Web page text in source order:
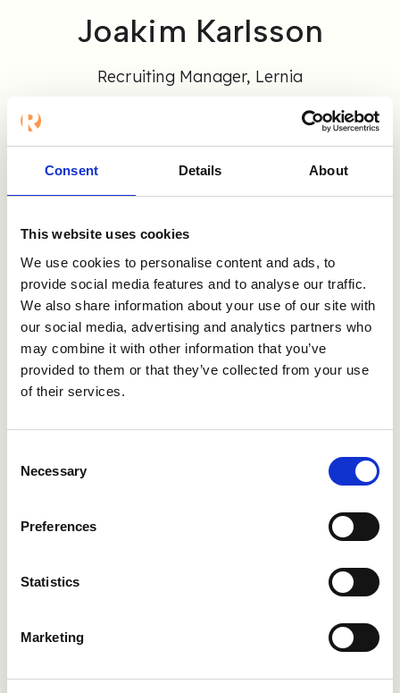
Consent Details About
This website uses cookies
We use cookies to personalise content and ads, to
provide social media features and to analyse our traffic.
We also share information about your use of our site with
our social media, advertising and analytics partners who
may combine it with other information that you’ve
provided to them or that they’ve collected from your use
of their services.
Selection
Necessary
Preferences
Statistics
Marketing
Joakim Karlsson
Recruiting Manager, Lernia
Wir nutzen Refapp seit einigen Jahren, und
selbstverständlicher Bestandteil unseres
Einstellungsverfahrens bei Lernia. Früher
haben wir täglich mehrere Stunden damit
Heute erhalten wir in der Regel innerhalb von
24 Stunden eine Antwort. Die Einführung von
Refapp hat unsere interne Effizienz gesteigert
und uns in die Lage versetzt, unseren
Bewerbern schneller Feedback zu geben.
Bei Jerrie & Maquire nutzen wir Refapp, um
unseren Prozess der Referenzprüfung zu
digitalisieren. Das Tool hilft uns, noch
den Referenzgebern in Kontakt zu treten,